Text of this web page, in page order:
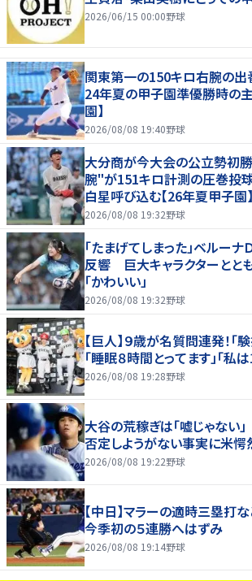
2026/06/15 00:00野球
関東第一の150キロ右腕の出
24年夏の甲子園準優勝時の
園】
2026/08/08 19:40野球
大分商が今大会の公立勢初
腕"が151キロ計測の圧巻投
白星呼び込む【26年夏甲子園】
2026/08/08 19:32野球
「たまげてしまった」ベルー
反響 巨大キャラクターとと
「かわいい」
2026/08/08 19:32野球
【巨人】９歳が名質問連発！「
「睡眠８時間とってます」「私
2026/08/08 19:28野球
大谷の荒稼ぎは「嘘じゃない
否定しようがない事実に米愕
2026/08/08 19:22野球
【中日】マラーの適時三塁打
今季初の５連勝へはずみ
2026/08/08 19:14野球